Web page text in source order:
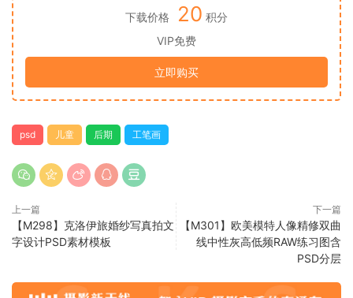
下载价格 20 积分
VIP免费
立即购买
psd 儿童 后期 工笔画
上一篇
【M298】克洛伊旅婚纱写真拍文
字设计PSD素材模板
下一篇
【M301】欧美模特人像精修双曲
线中性灰高低频RAW练习图含
PSD分层